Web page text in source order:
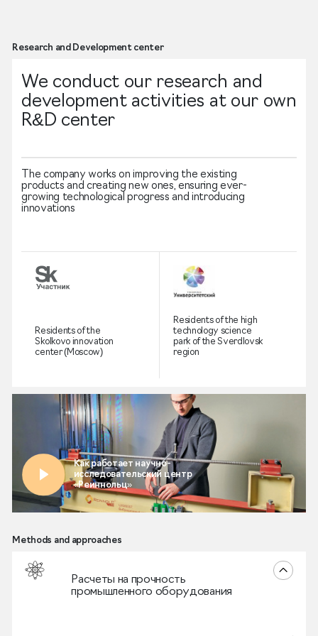
Research and Development center
We conduct our research and
development activities at our own
R&D center
The company works on improving the existing
products and creating new ones, ensuring ever-
growing technological progress and introducing
innovations
Residents of the
Skolkovo innovation
center (Moscow)
Residents of the high
technology science
park of the Sverdlovsk
region
EN Смотреть общий видеорассказ о компетенциях методах
/upload/iblock/22f/7jw5irz4karf6galvn3ljwcebzcnnsvf/RpD.mp4
Methods and approaches
Расчеты на прочность
промышленного оборудования